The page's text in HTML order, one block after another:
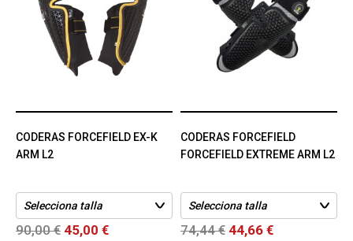
CODERAS FORCEFIELD EX-K
ARM L2
90,00 € 45,00 €
CODERAS FORCEFIELD
FORCEFIELD EXTREME ARM L2
74,44 € 44,66 €